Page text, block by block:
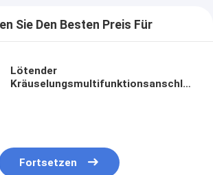
Sie Den Besten Preis Für
Lötender
Kräuselungsmultifunktionsanschlag
Fortsetzen